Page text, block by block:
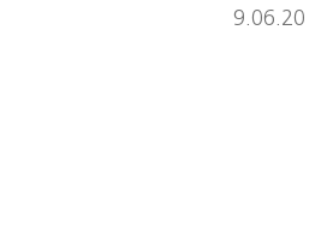
9.06.20